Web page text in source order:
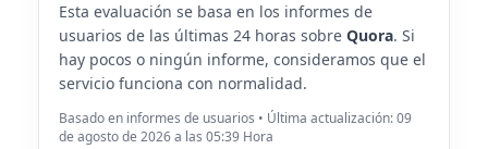
Esta evaluación se basa en los informes de
usuarios de las últimas 24 horas sobre Quora. Si
hay pocos o ningún informe, consideramos que el
servicio funciona con normalidad.
Basado en informes de usuarios • Última actualización: 09
de agosto de 2026 a las 05:39 Hora